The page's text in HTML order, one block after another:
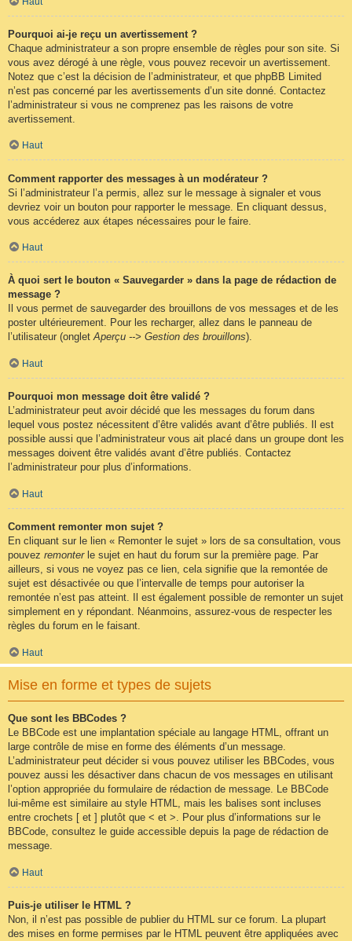
Pourquoi ai-je reçu un avertissement ?
Chaque administrateur a son propre ensemble de règles pour son site. Si
vous avez dérogé à une règle, vous pouvez recevoir un avertissement.
Notez que c’est la décision de l’administrateur, et que phpBB Limited
n’est pas concerné par les avertissements d’un site donné. Contactez
l’administrateur si vous ne comprenez pas les raisons de votre
avertissement.
Haut
Comment rapporter des messages à un modérateur ?
Si l’administrateur l’a permis, allez sur le message à signaler et vous
devriez voir un bouton pour rapporter le message. En cliquant dessus,
vous accéderez aux étapes nécessaires pour le faire.
Haut
À quoi sert le bouton « Sauvegarder » dans la page de rédaction de
message ?
Il vous permet de sauvegarder des brouillons de vos messages et de les
poster ultérieurement. Pour les recharger, allez dans le panneau de
l’utilisateur (ongletAperçu --> Gestion des brouillons).
Haut
Pourquoi mon message doit être validé ?
L’administrateur peut avoir décidé que les messages du forum dans
lequel vous postez nécessitent d’être validés avant d’être publiés. Il est
possible aussi que l’administrateur vous ait placé dans un groupe dont les
messages doivent être validés avant d’être publiés. Contactez
l’administrateur pour plus d’informations.
Haut
Comment remonter mon sujet ?
En cliquant sur le lien « Remonter le sujet » lors de sa consultation, vous
pouvez remonterle sujet en haut du forum sur la première page. Par
ailleurs, si vous ne voyez pas ce lien, cela signifie que la remontée de
sujet est désactivée ou que l’intervalle de temps pour autoriser la
remontée n’est pas atteint. Il est également possible de remonter un sujet
simplement en y répondant. Néanmoins, assurez-vous de respecter les
règles du forum en le faisant.
Haut
Mise en forme et types de sujets
Que sont les BBCodes ?
Le BBCode est une implantation spéciale au langage HTML, offrant un
large contrôle de mise en forme des éléments d’un message.
L’administrateur peut décider si vous pouvez utiliser les BBCodes, vous
pouvez aussi les désactiver dans chacun de vos messages en utilisant
l’option appropriée du formulaire de rédaction de message. Le BBCode
lui-même est similaire au style HTML, mais les balises sont incluses
entre crochets [ et ] plutôt que < et >. Pour plus d’informations sur le
BBCode, consultez le guide accessible depuis la page de rédaction de
message.
Haut
Puis-je utiliser le HTML ?
Non, il n’est pas possible de publier du HTML sur ce forum. La plupart
des mises en forme permises par le HTML peuvent être appliquées avec